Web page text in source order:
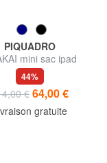
PIQUADRO
mini sac ipad
44%
€ 64,00 €
gratuite